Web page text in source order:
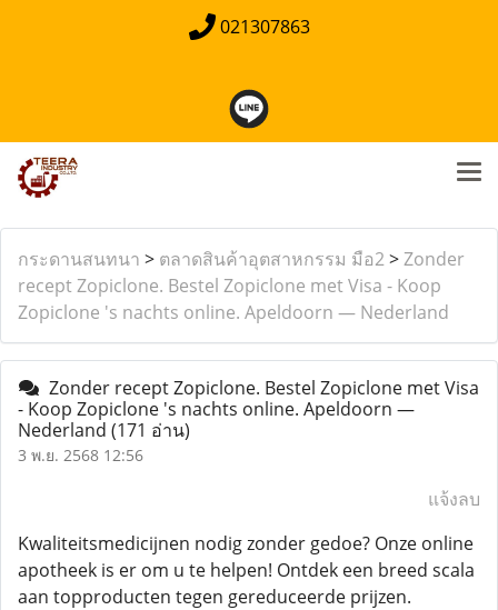
021307863
กระดานสนทนา > ตลาดสินค้าอุตสาหกรรม มือ2>Zonder
recept Zopiclone. Bestel Zopiclone met Visa - Koop
Zopiclone 's nachts online. Apeldoorn — Nederland
Zonder recept Zopiclone. Bestel Zopiclone met Visa
- Koop Zopiclone 's nachts online. Apeldoorn —
Nederland (171 อ่าน)
3 พ.ย. 2568 12:56
แจ้งลบ
Kwaliteitsmedicijnen nodig zonder gedoe? Onze online
apotheek is er om u te helpen! Ontdek een breed scala
aan topproducten tegen gereduceerde prijzen.